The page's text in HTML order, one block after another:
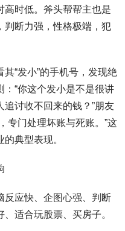
高时低。斧头帮帮主也是
判断力强，性格极端，犯
“发小”的手机号，发现绝
“你这个发小是不是很讲
追讨收不回来的钱？”朋友
专门处理坏账与死账。”这
典型表现。
反应快、企图心强、判断
适合玩股票、买房子。